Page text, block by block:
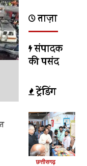
ताज़ा
संपादक
की पसंद
ट्रेंडिंग
छत्तीसगढ़